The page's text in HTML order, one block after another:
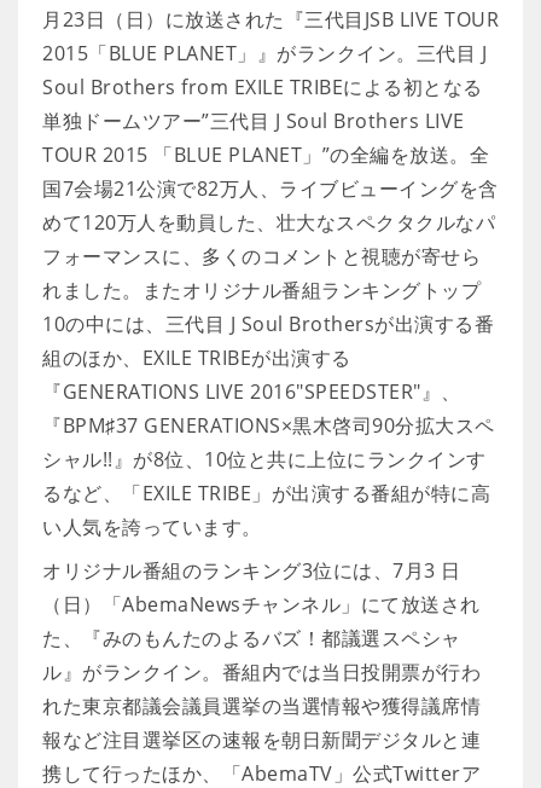
月23日（日）に放送された『三代目JSB LIVE TOUR
2015「BLUE PLANET」』がランクイン。三代目 J
Soul Brothers from EXILE TRIBEによる初となる
単独ドームツアー”三代目 J Soul Brothers LIVE
TOUR 2015 「BLUE PLANET」”の全編を放送。全
国7会場21公演で82万人、ライブビューイングを含
めて120万人を動員した、壮大なスペクタクルなパ
フォーマンスに、多くのコメントと視聴が寄せら
れました。またオリジナル番組ランキングトップ
10の中には、三代目 J Soul Brothersが出演する番
組のほか、EXILE TRIBEが出演する
『GENERATIONS LIVE 2016"SPEEDSTER"』、
『BPM♯37 GENERATIONS×黒木啓司90分拡大スペ
シャル!!』が8位、10位と共に上位にランクインす
るなど、「EXILE TRIBE」が出演する番組が特に高
い人気を誇っています。
オリジナル番組のランキング3位には、7月3 日
（日）「AbemaNewsチャンネル」にて放送され
た、『みのもんたのよるバズ！都議選スペシャ
ル』がランクイン。番組内では当日投開票が行わ
れた東京都議会議員選挙の当選情報や獲得議席情
報など注目選挙区の速報を朝日新聞デジタルと連
携して行ったほか、「AbemaTV」公式Twitterア